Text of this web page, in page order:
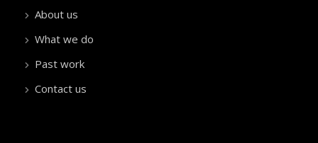
About us
What we do
Past work
Contact us